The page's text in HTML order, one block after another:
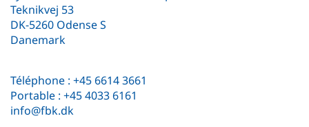
Teknikvej 53
DK-5260 Odense S
Danemark
Téléphone : +45 6614 3661
Portable : +45 4033 6161
info@fbk.dk